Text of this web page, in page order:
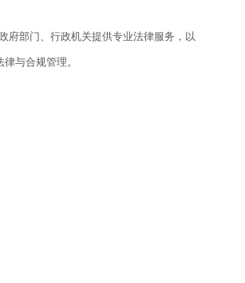
府部门、行政机关提供专业法律服务，以
与合规管理。